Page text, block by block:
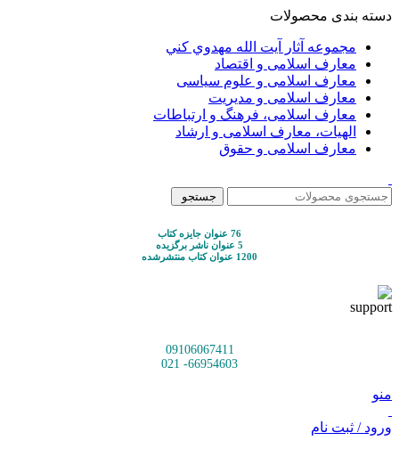
دسته بندی محصولات
مجموعه آثار آيت الله مهدوي كني
معارف اسلامی و اقتصاد
معارف اسلامی و علوم سیاسی
معارف اسلامی و مدیریت
معارف اسلامی، فرهنگ و ارتباطات
الهیات، معارف اسلامی و ارشاد
معارف اسلامی و حقوق
جستجو
76 عنوان جایزه کتاب
5 عنوان ناشر برگزیده
1200 عنوان کتاب منتشرشده
09106067411
66954603- 021
منو
ورود / ثبت نام